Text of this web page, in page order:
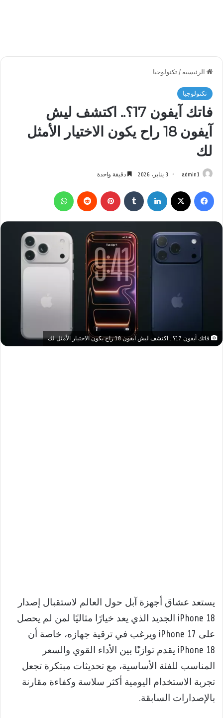
الرئيسية / تكنولوجيا
تكنولوجيا
فاتك آيفون 17؟.. اكتشف ليش
آيفون 18 راح يكون الاختيار الأمثل
لك
admin1 3 يناير، 2026 دقيقة واحدة
فيسبوك لينكدإن بينتيريست
فاتك آيفون 17؟.. اكتشف ليش آيفون 18 راح يكون الاختيار الأمثل لك
يستعد عشاق أجهزة آبل حول العالم لاستقبال إصدار
iPhone 18 الجديد الذي يعد خيارًا مثاليًا لمن لم يحصل
على iPhone 17 ويرغب في ترقية جهازه، خاصة أن
iPhone 18 يقدم توازنًا بين الأداء القوي والسعر
المناسب للفئة الأساسية، مع تحديثات مبتكرة تجعل
تجربة الاستخدام اليومية أكثر سلاسة وكفاءة مقارنة
بالإصدارات السابقة.